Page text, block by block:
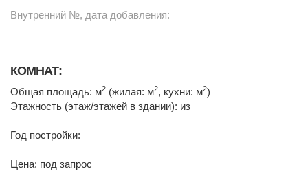
Внутренний №, дата добавления:
КОМНАТ:
Общая площадь: м2 (жилая: м2, кухни: м2)
Этажность (этаж/этажей в здании): из
Год постройки:
Цена: под запрос